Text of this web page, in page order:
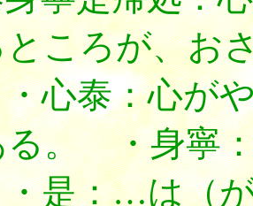
ころが、お
心泰：心が
る。 ・身寧
是：…は（